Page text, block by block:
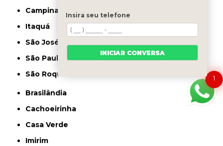
Campinas
Itaquá
São José dos Campos
São Paulo
São Roque
Brasilândia
Cachoeirinha
Casa Verde
Imirim
1
Insira seu telefone
INICIAR CONVERSA